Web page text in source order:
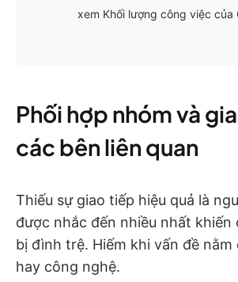
xem Khối lượng công việc của
Phối hợp nhóm và
các bên liên quan
Thiếu sự giao tiếp hiệu quả là
được nhắc đến nhiều nhất khiến
bị đình trệ. Hiếm khi vấn đề nằm
hay công nghệ.